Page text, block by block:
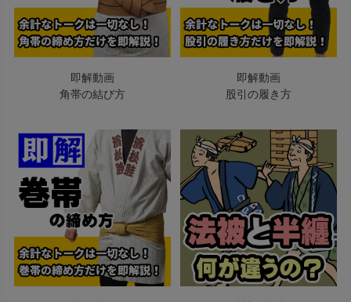
即解動画
角帯の結び方
即解動画
股引の履き方